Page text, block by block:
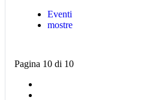
Eventi
mostre
Pagina 10 di 10